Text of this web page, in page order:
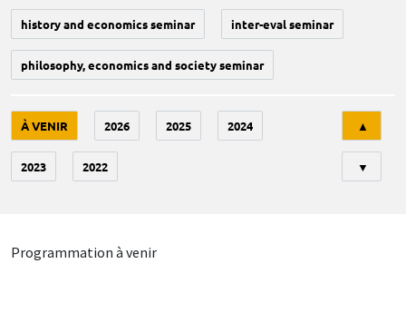
history and economics seminar inter-eval seminar
philosophy, economics and society seminar
À VENIR 2026 2025 2024
2023 2022
▲
▼
Programmation à venir